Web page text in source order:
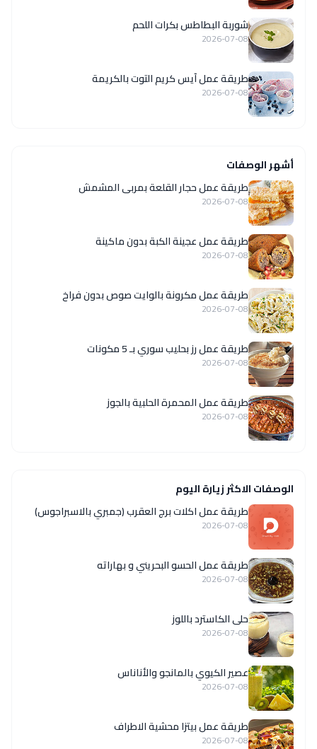
شوربة البطاطس بكرات اللحم
2026-07-08
طريقة عمل آيس كريم التوت بالكريمة
2026-07-08
أشهر الوصفات
طريقة عمل حجار القلعة بمربى المشمش
2026-07-08
طريقة عمل عجينة الكبة بدون ماكينة
2026-07-08
طريقة عمل مكرونة بالوايت صوص بدون فراخ
2026-07-08
طريقة عمل رز بحليب سوري بـ 5 مكونات
2026-07-08
طريقة عمل المحمرة الحلبية بالجوز
2026-07-08
الوصفات الاكثر زيارة اليوم
طريقة عمل اكلات برج العقرب (جمبري بالاسبراجوس)
2026-07-08
طريقة عمل الحسو البحريني و بهاراته
2026-07-08
حلى الكاسترد باللوز
2026-07-08
عصير الكيوي بالمانجو والأناناس
2026-07-08
طريقة عمل بيتزا محشية الاطراف
2026-07-08